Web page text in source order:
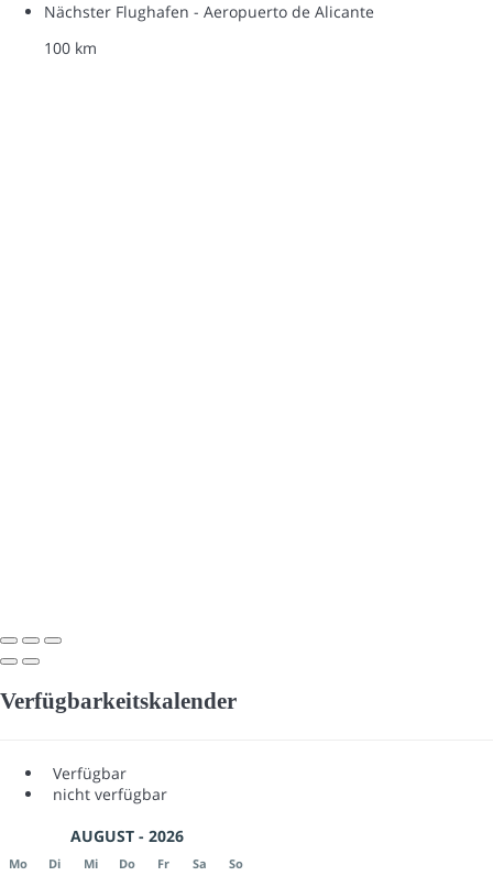
Nächster Flughafen - Aeropuerto de Alicante
100 km
Verfügbarkeitskalender
Verfügbar
nicht verfügbar
AUGUST - 2026
Mo Di Mi Do Fr Sa So